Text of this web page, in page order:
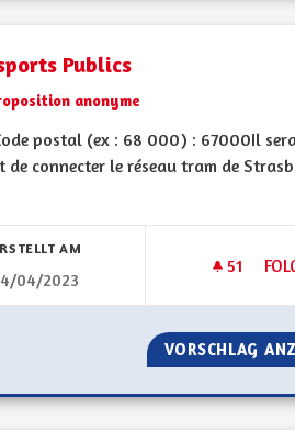
Publics
anonyme
postal (ex : 68 000) : 67000Il
de connecter le réseau tram de
AM
04/2023
51 51
VORSCHLAG